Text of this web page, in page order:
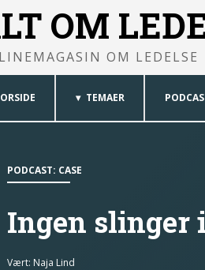
OM
OM LEDELSE
TEMAER
PODCAST: CASE
Ingen
Vært: Naja Lind